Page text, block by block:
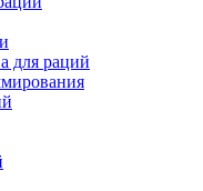
для раций